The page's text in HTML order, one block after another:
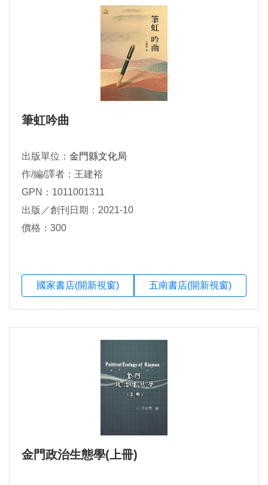
筆虹吟曲
出版單位： 金門縣文化局
作/編/譯者：王建裕
GPN：1011001311
出版／創刊日期：2021-10
價格：300
國家書店(開新視窗) 五南書店(開新視窗)
金門政治生態學(上冊)